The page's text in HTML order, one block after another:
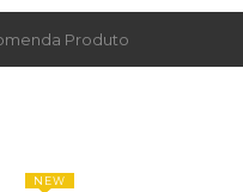
Produto
NEW